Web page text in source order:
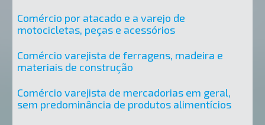
Comércio por atacado e a varejo de
motocicletas, peças e acessórios
Comércio varejista de ferragens, madeira e
materiais de construção
Comércio varejista de mercadorias em geral,
sem predominância de produtos alimentícios